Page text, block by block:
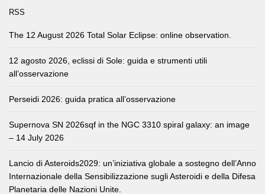
RSS
The 12 August 2026 Total Solar Eclipse: online observation.
12 agosto 2026, eclissi di Sole: guida e strumenti utili
all’osservazione
Perseidi 2026: guida pratica all’osservazione
Supernova SN 2026sqf in the NGC 3310 spiral galaxy: an image
– 14 July 2026
Lancio di Asteroids2029: un’iniziativa globale a sostegno dell’Anno
Internazionale della Sensibilizzazione sugli Asteroidi e della Difesa
Planetaria delle Nazioni Unite.